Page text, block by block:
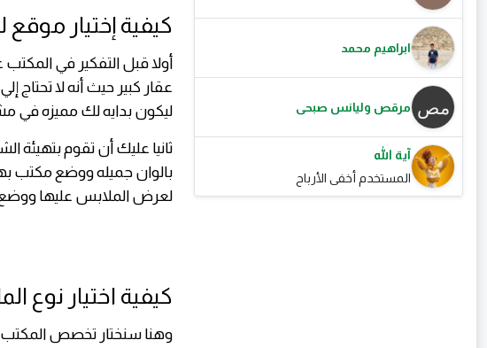
ابراهيم محمد
مرقص وليانس صبحى
آية الله
المستخدم أخفى الأرباح
كيفية إختيار
أولا قبل التفكير في
عقار كبير حيث أنه لا تحتاج
ليكون بدايه لك مميزه في
ثانيا عليك أن تقوم
بالوان جميله ووضع مكتب
لعرض الملابس عليها ووضع
كيفية اختيار نوع
وهنا سنختار تخصص المكتب